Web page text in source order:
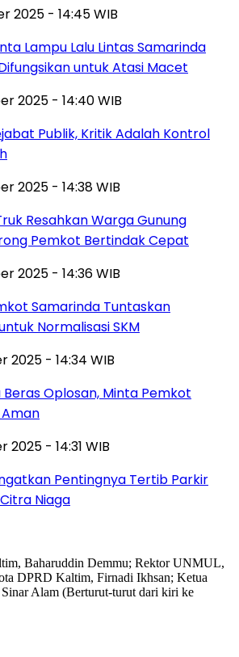
2025 - 14:45 WIB
Lampu Lalu Lintas Samarinda
untuk Atasi Macet
2025 - 14:40 WIB
Publik, Kritik Adalah Kontrol
2025 - 14:38 WIB
Resahkan Warga Gunung
Pemkot Bertindak Cepat
2025 - 14:36 WIB
Samarinda Tuntaskan
Normalisasi SKM
2025 - 14:34 WIB
Oplosan, Minta Pemkot
- 14:31 WIB
Pentingnya Tertib Parkir
Niaga